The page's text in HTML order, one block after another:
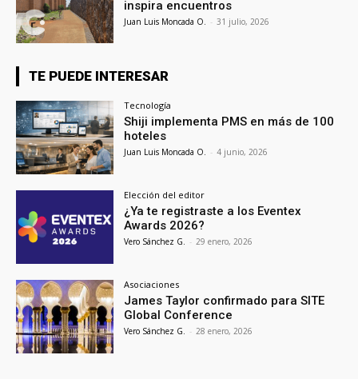
inspira encuentros
Juan Luis Moncada O. - 31 julio, 2026
TE PUEDE INTERESAR
Tecnología
Shiji implementa PMS en más de 100
hoteles
Juan Luis Moncada O. - 4 junio, 2026
Elección del editor
¿Ya te registraste a los Eventex
Awards 2026?
Vero Sánchez G. - 29 enero, 2026
Asociaciones
James Taylor confirmado para SITE
Global Conference
Vero Sánchez G. - 28 enero, 2026